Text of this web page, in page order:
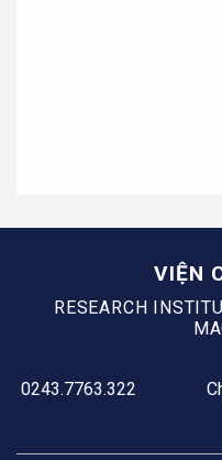
VIỆN
RESEARCH
0243.7763.322